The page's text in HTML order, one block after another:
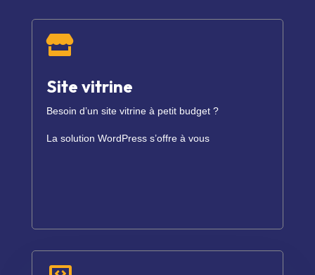

Site vitrine
Besoin d’un site vitrine à petit budget ?
La solution WordPress s’offre à vous